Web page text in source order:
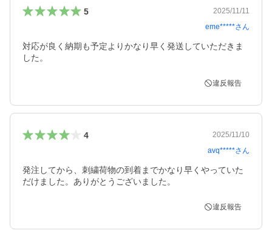
5
2025/11/11
eme*****さん
対応が良く納期も予定よりかなり早く発送していただきま
した。
違反報告
4
2025/11/10
avq*****さん
発注してから、刺繍荷物の到着までかなり早くやっていた
だけました。ありがとうございました。
違反報告